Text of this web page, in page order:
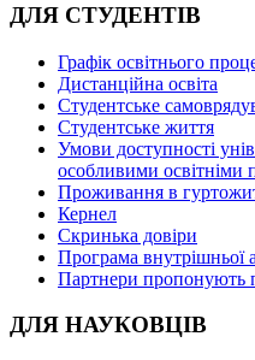
ДЛЯ СТУДЕНТІВ
Графік освітнього
Дистанційна освіта
Студентське
Студентське життя
Умови доступності
особливими освітніми
Проживання в
Кернел
Скринька довіри
Програма внутрішньої
Партнери пропонують
ДЛЯ НАУКОВЦІВ